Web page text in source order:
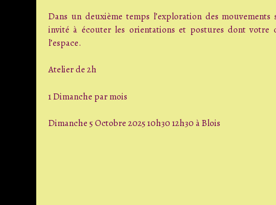
Dans un deuxième temps l’exploration des
invité à écouter les orientations et postures dont votre
l’espace.
Atelier de 2h
1 Dimanche par mois
Dimanche 5 Octobre 2025 10h30 12h30 à Blois